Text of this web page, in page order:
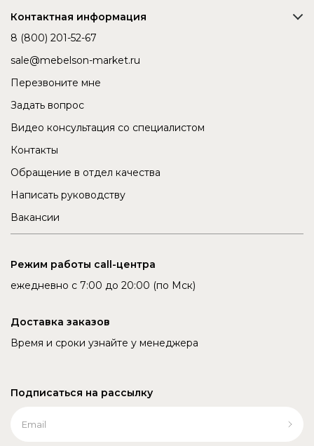
Контактная информация
8 (800) 201-52-67
sale@mebelson-market.ru
Перезвоните мне
Задать вопрос
Видео консультация со специалистом
Контакты
Обращение в отдел качества
Написать руководству
Вакансии
Режим работы call-центра
ежедневно с 7:00 до 20:00 (по Мск)
Доставка заказов
Время и сроки узнайте у менеджера
Подписаться на рассылку